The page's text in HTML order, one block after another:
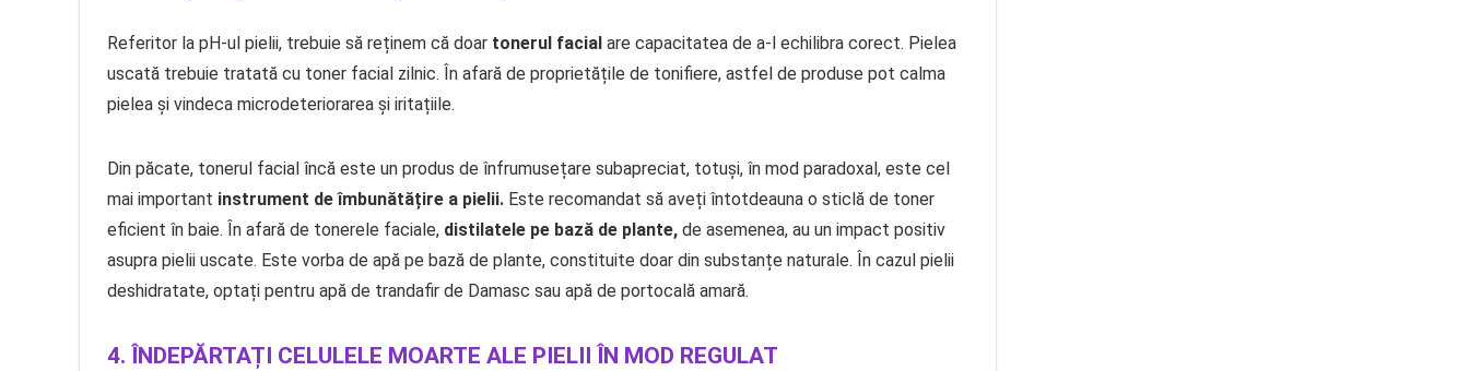
Referitor la pH-ul pielii, trebuie să reținem că doar tonerul facial are capacitatea de a-l echilibra corect. Pielea
uscată trebuie tratată cu toner facial zilnic. În afară de proprietățile de tonifiere, astfel de produse pot calma
pielea și vindeca microdeteriorarea și iritațiile.
Din păcate, tonerul facial încă este un produs de înfrumusețare subapreciat, totuși, în mod paradoxal, este cel
mai important instrument de îmbunătățire a pielii. Este recomandat să aveți întotdeauna o sticlă de toner
eficient în baie. În afară de tonerele faciale, distilatele pe bază de plante, de asemenea, au un impact positiv
asupra pielii uscate. Este vorba de apă pe bază de plante, constituite doar din substanțe naturale. În cazul pielii
deshidratate, optați pentru apă de trandafir de Damasc sau apă de portocală amară.
4. ÎNDEPĂRTAȚI CELULELE MOARTE ALE PIELII ÎN MOD REGULAT